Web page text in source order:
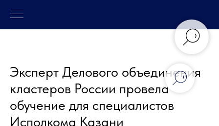
Эксперт Делового объединения
кластеров России провела
обучение для специалистов
Исполкома Казани